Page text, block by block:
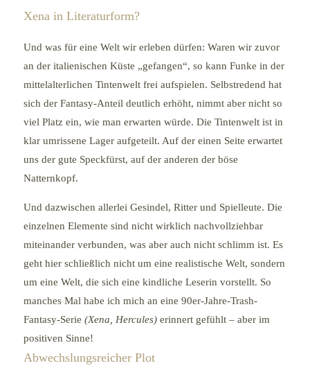
Xena in Literaturform?
Und was für eine Welt wir erleben dürfen: Waren wir zuvor
an der italienischen Küste „gefangen“, so kann Funke in der
mittelalterlichen Tintenwelt frei aufspielen. Selbstredend hat
sich der Fantasy-Anteil deutlich erhöht, nimmt aber nicht so
viel Platz ein, wie man erwarten würde. Die Tintenwelt ist in
klar umrissene Lager aufgeteilt. Auf der einen Seite erwartet
uns der gute Speckfürst, auf der anderen der böse
Natternkopf.
Und dazwischen allerlei Gesindel, Ritter und Spielleute. Die
einzelnen Elemente sind nicht wirklich nachvollziehbar
miteinander verbunden, was aber auch nicht schlimm ist. Es
geht hier schließlich nicht um eine realistische Welt, sondern
um eine Welt, die sich eine kindliche Leserin vorstellt. So
manches Mal habe ich mich an eine 90er-Jahre-Trash-
Fantasy-Serie (Xena, Hercules)erinnert gefühlt – aber im
positiven Sinne!
Abwechslungsreicher Plot